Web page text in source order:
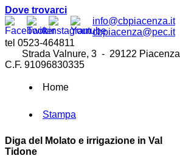
Dove trovarci
info@cbpiacenza.it
cbpiacenza@pec.it
tel 0523-464811
Strada Valnure, 3 - 29122 Piacenza
C.F. 91096830335
Home
Stampa
Diga del Molato e irrigazione in Val
Tidone